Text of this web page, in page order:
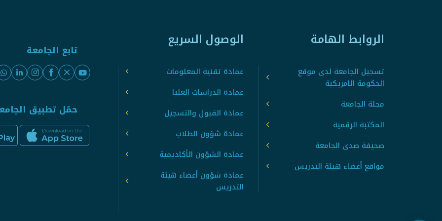
الروابط الهامة
تسجيل الجامعة لدى موقع
الحكومة الامريكية
مجلة الجامعة
المكتبة الرقمية
صحيفة صدى الجامعة
مواقع أعضاء هيئة التدريس
الوصول السريع
عمادة تقنية المعلومات
عمادة الدراسات العليا
عمادة القبول والتسجيل
عمادة شؤون الطلاب
عمادة الشؤون الأكاديمية
عمادة شؤون أعضاء هيئة
التدريس
تابع الجامعة
حمّل تطبيق